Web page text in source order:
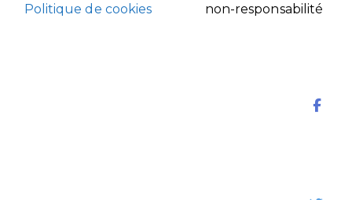
Politique de cookies
non-responsabilité